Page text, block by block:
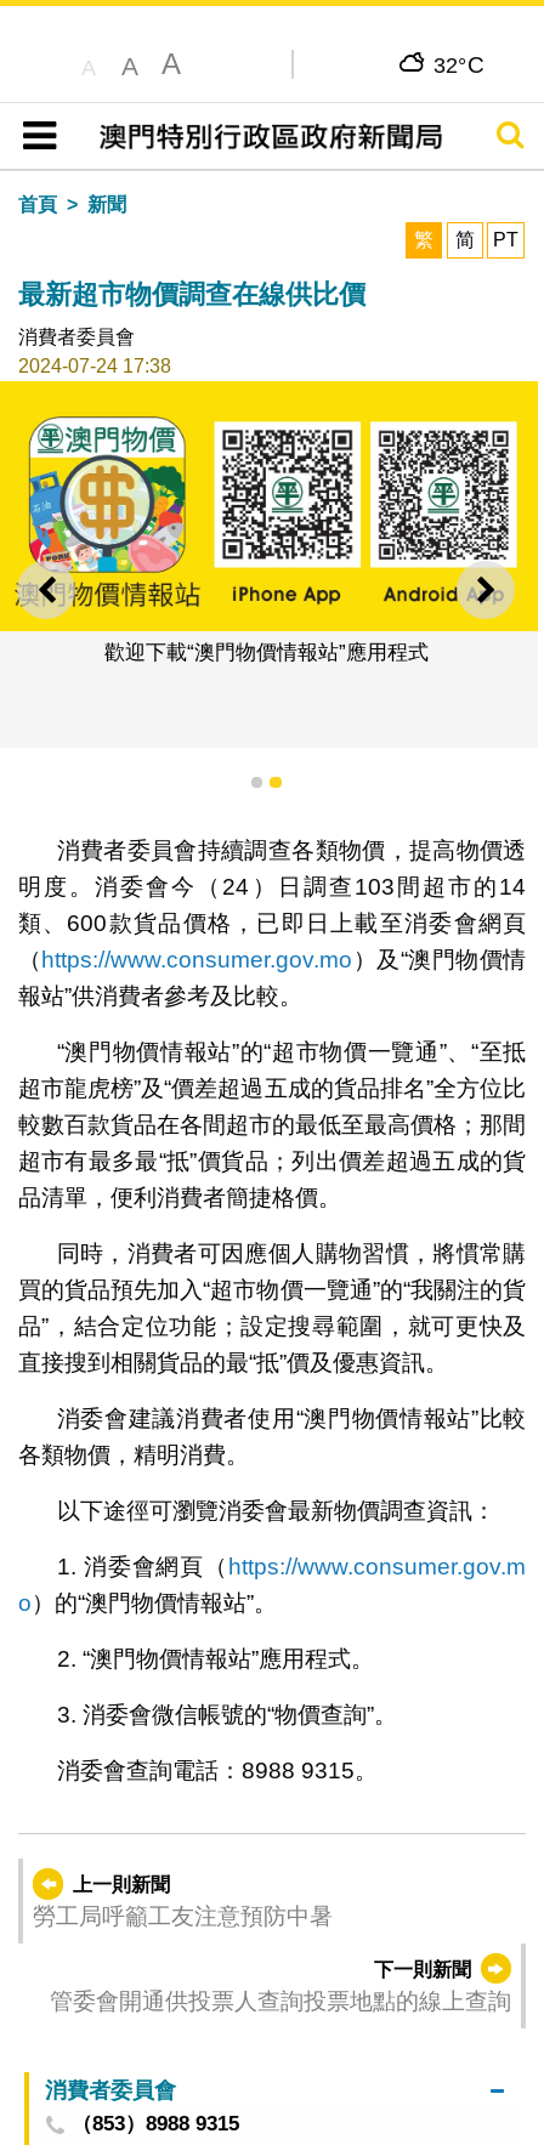
A A A 32°C
目錄
搜尋
首頁
新聞
繁
简 PT
最新超市物價調查在線供比價
消費者委員會
2024-07-24 17:38
上一則 下一
歡迎下載“澳門物價情報站”應用程式
1 2
消費者委員會持續調查各類物價，提高物價透
明度。消委會今（24）日調查103間超市的14
類、600款貨品價格，已即日上載至消委會網頁
（ https://www.consumer.gov.mo ）及“澳門物價情
報站”供消費者參考及比較。
“澳門物價情報站”的“超市物價一覽通”、“至抵
超市龍虎榜”及“價差超過五成的貨品排名”全方位比
較數百款貨品在各間超市的最低至最高價格；那間
超市有最多最“抵”價貨品；列出價差超過五成的貨
品清單，便利消費者簡捷格價。
同時，消費者可因應個人購物習慣，將慣常購
買的貨品預先加入“超市物價一覽通”的“我關注的貨
品”，結合定位功能；設定搜尋範圍，就可更快及
直接搜到相關貨品的最“抵”價及優惠資訊。
消委會建議消費者使用“澳門物價情報站”比較
各類物價，精明消費。
以下途徑可瀏覽消委會最新物價調查資訊：
1. 消委會網頁（ https://www.consumer.gov.m
o）的“澳門物價情報站”。
2. “澳門物價情報站”應用程式。
3. 消委會微信帳號的“物價查詢”。
消委會查詢電話：8988 9315。
上一則新聞
勞工局呼籲工友注意預防中暑
下一則新聞
管委會開通供投票人查詢投票地點的線上查詢
消費者委員會
（853）8988 9315